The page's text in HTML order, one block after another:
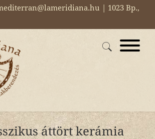
| 1023 Bp.,
áttört kerámia